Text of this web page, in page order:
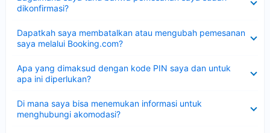
dikonfirmasi?
Dapatkah saya membatalkan atau mengubah pemesanan
saya melalui Booking.com?
Apa yang dimaksud dengan kode PIN saya dan untuk
apa ini diperlukan?
Di mana saya bisa menemukan informasi untuk
menghubungi akomodasi?